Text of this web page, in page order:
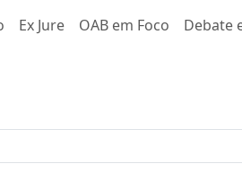
Ex Jure OAB em Foco Debate